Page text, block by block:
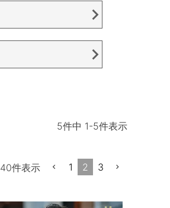
5件中 1-5件表示
40件表示 1 2 3